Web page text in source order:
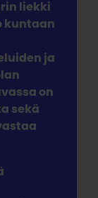
liekki
kuntaan
ja
on
sekä